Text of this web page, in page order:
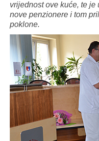
vrijednost ove kuće, te
nove penzionere i tom
poklone.